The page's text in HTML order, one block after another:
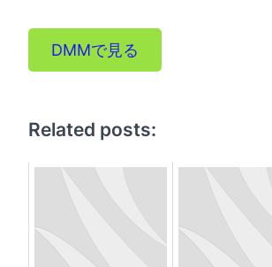
DMMで見る
Related posts: